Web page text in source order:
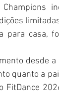
para casa,
desde
quanto a
FitDance